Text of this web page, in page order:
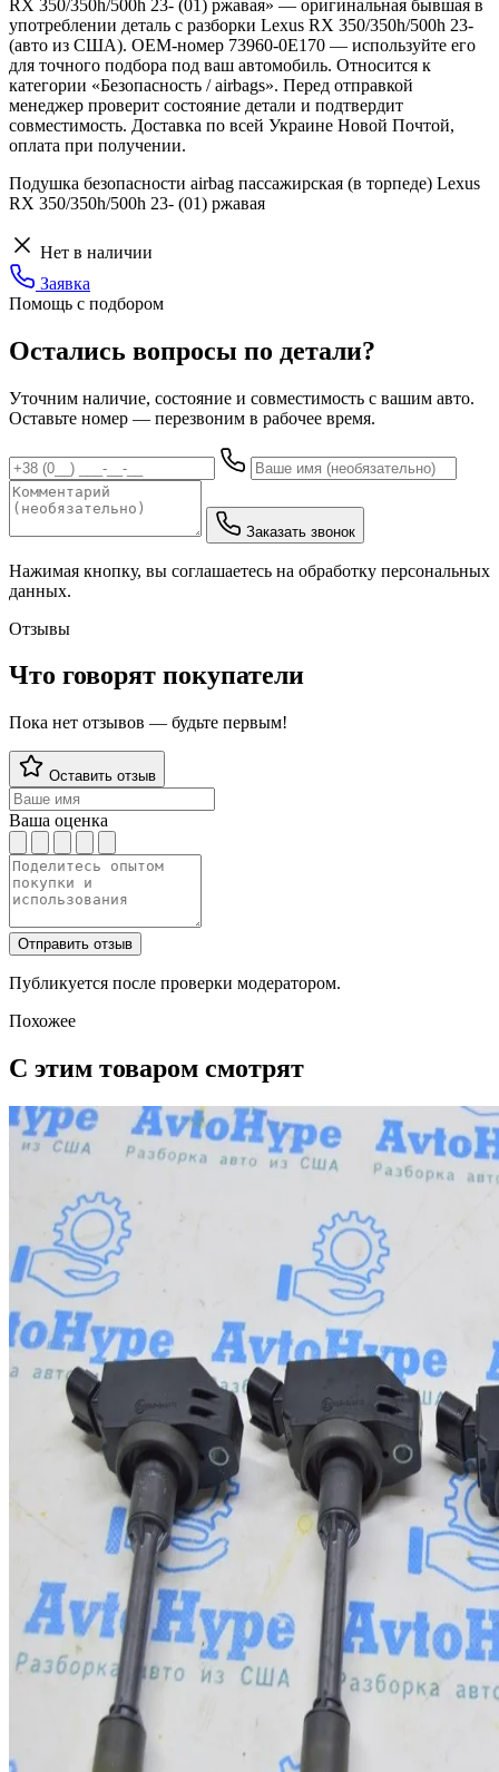
RX 350/350h/500h 23- (01) ржавая» — оригинальная бывшая в
употреблении деталь с разборки Lexus RX 350/350h/500h 23-
(авто из США). OEM-номер 73960-0E170 — используйте его
для точного подбора под ваш автомобиль. Относится к
категории «Безопасность / airbags». Перед отправкой
менеджер проверит состояние детали и подтвердит
совместимость. Доставка по всей Украине Новой Почтой,
оплата при получении.
Подушка безопасности airbag пассажирская (в торпеде) Lexus
RX 350/350h/500h 23- (01) ржавая
Нет в наличии
Заявка
Помощь с подбором
Остались вопросы по детали?
Уточним наличие, состояние и совместимость с вашим авто.
Оставьте номер — перезвоним в рабочее время.
Заказать звонок
Нажимая кнопку, вы соглашаетесь на обработку персональных
данных.
Отзывы
Что говорят покупатели
Пока нет отзывов — будьте первым!
Оставить отзыв
Ваша оценка
Отправить отзыв
Публикуется после проверки модератором.
Похожее
С этим товаром смотрят